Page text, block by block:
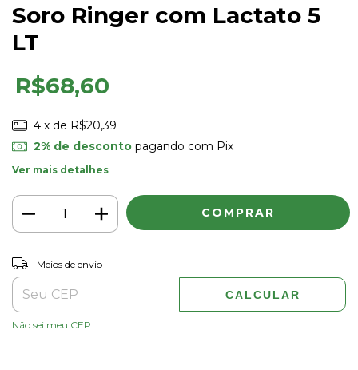
Soro Ringer com Lactato 5
LT
R$68,60
4 x de R$20,39
2% de descontopagando com Pix
Ver mais detalhes
Entregas para o CEP:
Meios de envio
CALCULAR
Não sei meu CEP